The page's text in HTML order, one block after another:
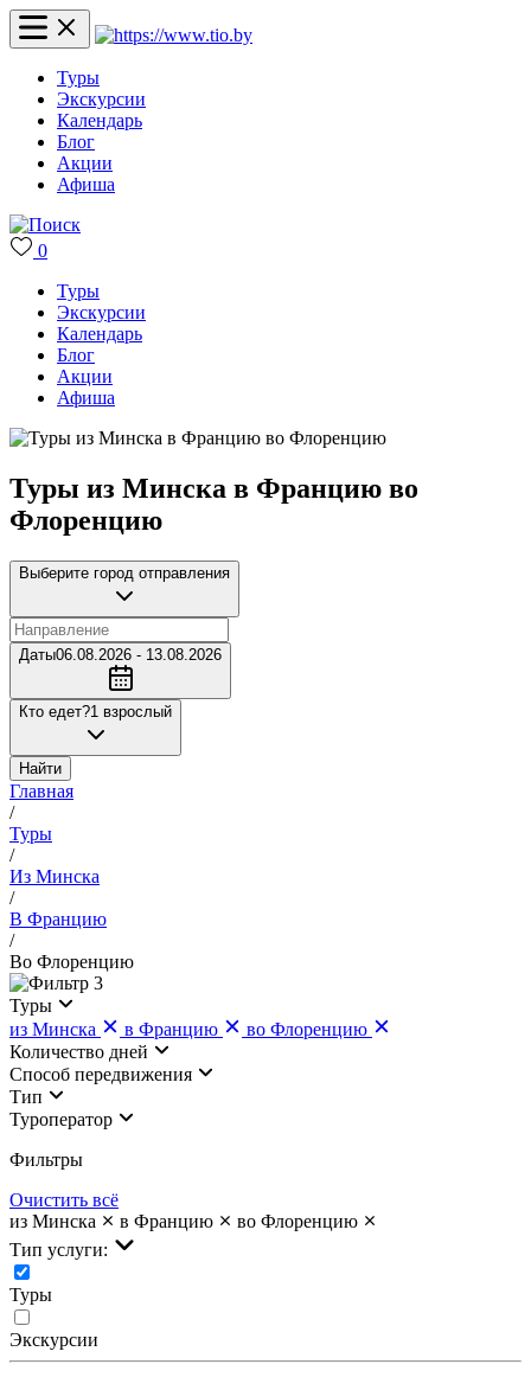
Туры
Экскурсии
Календарь
Блог
Акции
Афиша
0
Туры
Экскурсии
Календарь
Блог
Акции
Афиша
Туры из Минска в Францию во
Флоренцию
Выберите город отправления
Даты06.08.2026 - 13.08.2026
Кто едет?1 взрослый
Найти
Главная
/
Туры
/
Из Минска
/
В Францию
/
Во Флоренцию
3
Туры
из Минска
в Францию
во Флоренцию
Количество дней
Cпособ передвижения
Тип
Туроператор
Фильтры
Очистить всё
из Минска
в Францию
во Флоренцию
Тип услуги:
Туры
Экскурсии